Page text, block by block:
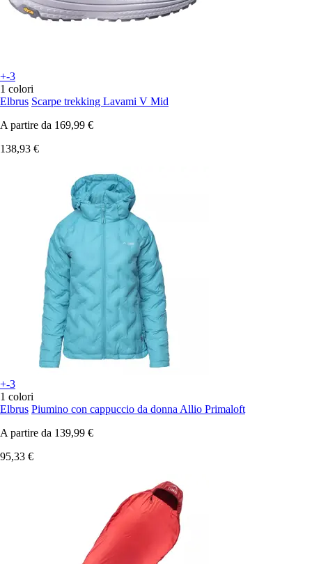
+-3
1 colori
Elbrus Scarpe trekking Lavami V Mid
A partire da 169,99 €
138,93 €
+-3
1 colori
Elbrus Piumino con cappuccio da donna Allio Primaloft
A partire da 139,99 €
95,33 €